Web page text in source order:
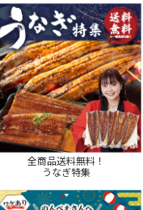
全商品送料無料！
うなぎ特集